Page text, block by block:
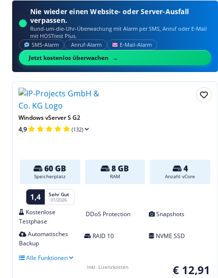
Nie wieder einen Website- oder Server-Ausfall
verpassen.
Rund-um-die-Uhr-Überwachung mit Alarm per SMS, Anruf oder E‑Mail
mit HOSTtest Plus.
SMS‑Alarm Anruf‑Alarm E‑Mail‑Alarm
Jetzt kostenlos überwachen
Windows vServer S G2
4,9 (132)
60 GB
Speicherplatz
8 GB
RAM
4
Anzahl vCore
1,4 Sehr Gut
01/2026
Kostenlose
Testphase
DDoS Protection Snapshots
Automatisches
Backup
RAID 10 NVME SSD
Alle Funktionen
€ 12,91
Inkl. Lizenzkosten